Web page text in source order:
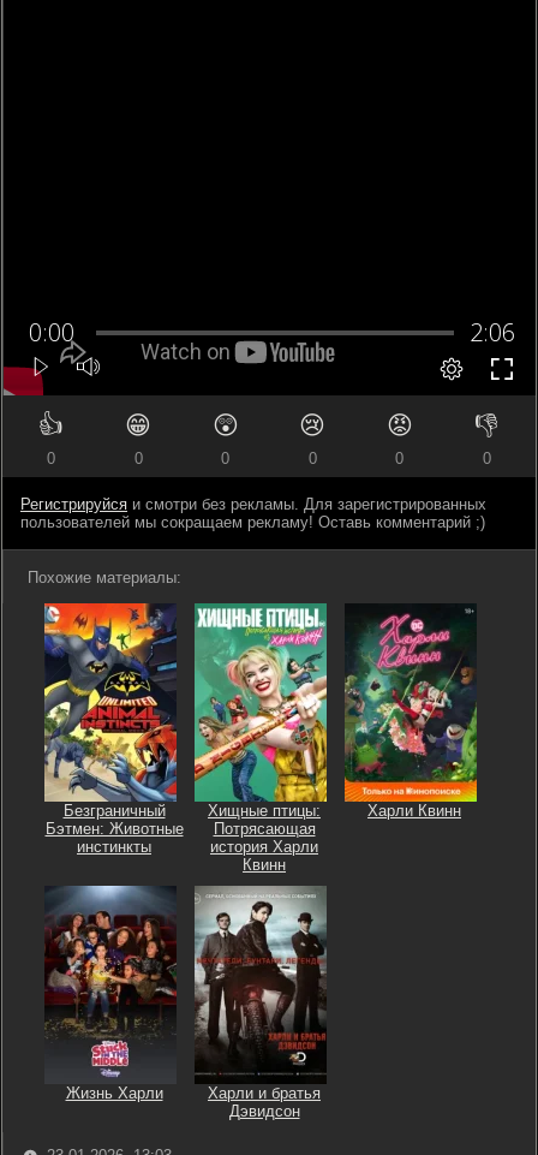
👍
0
😁
0
😲
0
😢
0
😡
0
👎
0
Регистрируйся и смотри без рекламы. Для зарегистрированных
пользователей мы сокращаем рекламу! Оставь комментарий ;)
Похожие материалы:
Безграничный
Бэтмен: Животные
инстинкты
Хищные птицы:
Потрясающая
история Харли
Квинн
Харли Квинн
Жизнь Харли
Харли и братья
Дэвидсон